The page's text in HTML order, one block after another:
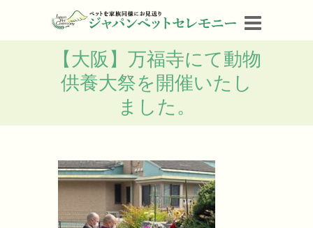
【大阪】万福寺にて動物
供養大祭を開催いたし
ました。